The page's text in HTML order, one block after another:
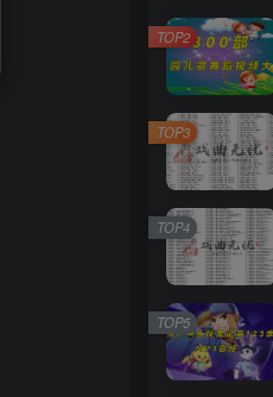
TOP2
TOP3
TOP4
TOP5